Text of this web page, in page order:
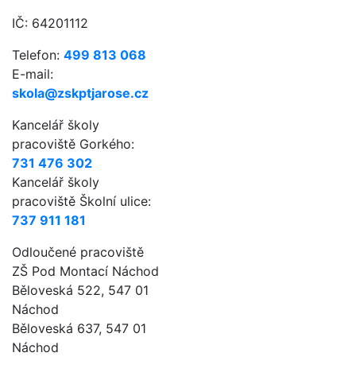
IČ: 64201112
Telefon: 499 813 068
E-mail:
skola@zskptjarose.cz
Kancelář školy
pracoviště Gorkého:
731 476 302
Kancelář školy
pracoviště Školní ulice:
737 911 181
Odloučené pracoviště
ZŠ Pod Montací Náchod
Běloveská 522, 547 01
Náchod
Běloveská 637, 547 01
Náchod